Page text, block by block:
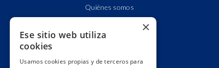
Quiénes somos
Alianzas y redes
Impacto
×
Ese sitio web utiliza
cookies
Usamos cookies propias y de terceros para